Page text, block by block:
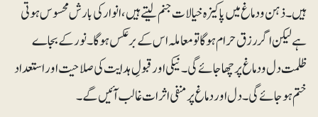
ہیں۔ ذہن و دماغ میں پاکیزہ خیالات جنم لیتے ہیں، انوار کی بارش محسوس ہوتی
ہے لیکن اگر رزق حرام ہوگا تو معاملہ اس کے برعکس ہوگا۔ نور کے بجاے
ظلمت دل و دماغ پر چھا جائے گی۔ نیکی اور قبولِ ہدایت کی صلاحیت اور استعداد
ختم ہوجائے گی۔ دل اور دماغ پر منفی اثرات غالب آئیں گے۔